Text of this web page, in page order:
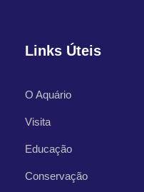
Links Úteis
O Aquário
Visita
Educação
Conservação